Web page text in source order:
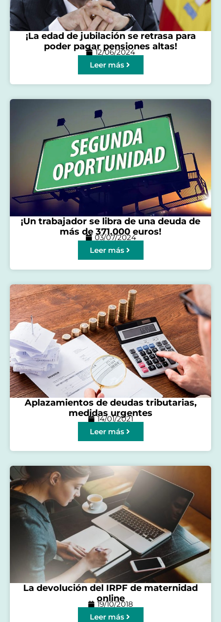
¡La edad de jubilación se retrasa para
poder pagar pensiones altas!
12/06/2024
Leer más
¡Un trabajador se libra de una deuda de
más de 371.000 euros!
03/07/2024
Leer más
Aplazamientos de deudas tributarias,
medidas urgentes
14/01/2021
Leer más
La devolución del IRPF de maternidad
online
19/10/2018
Leer más